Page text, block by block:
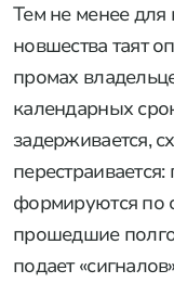
Тем не менее
новшества таят
промах
календарных
задерживается,
формируются по
прошедшие
подает